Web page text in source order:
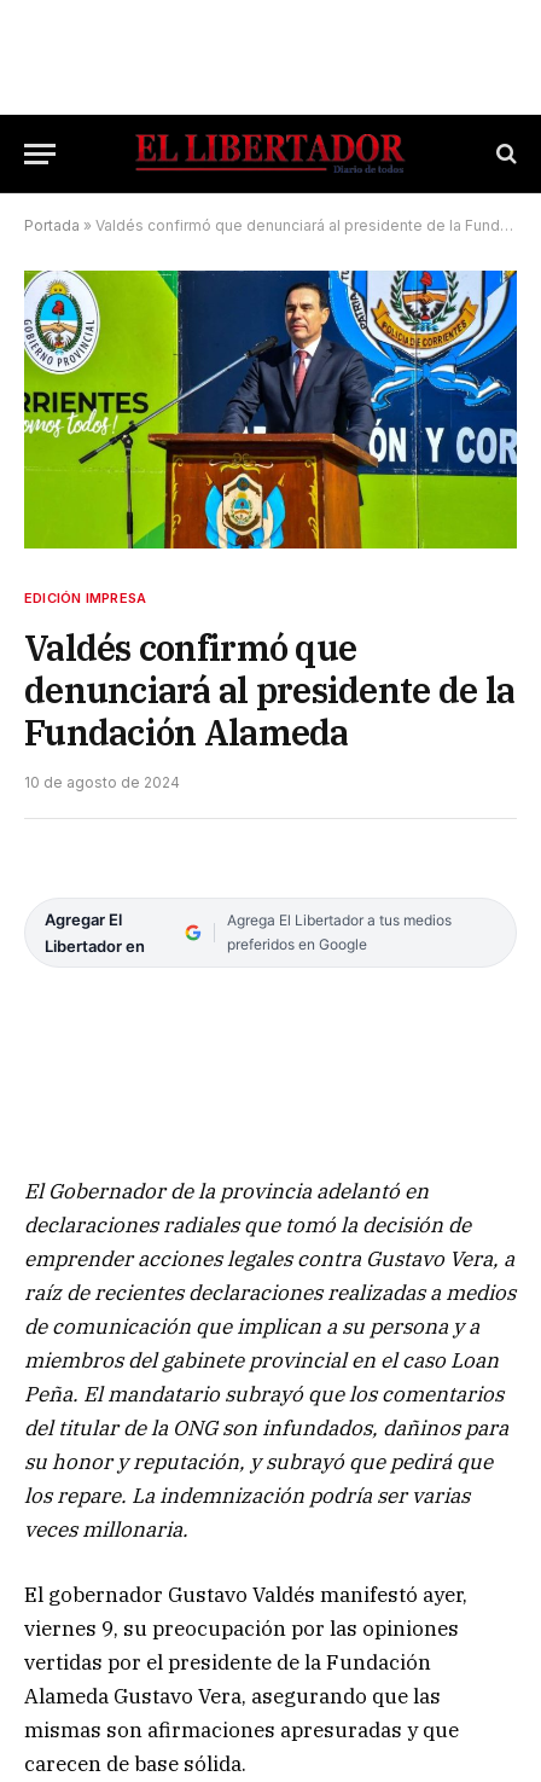
Portada » Valdés confirmó que denunciará al presidente de la Fundación Alameda
EDICIÓN IMPRESA
Valdés confirmó que
denunciará al presidente de la
Fundación Alameda
10 de agosto de 2024
Agregar El
Libertador en
Agrega El Libertador a tus medios
preferidos en Google
El Gobernador de la provincia adelantó en
declaraciones radiales que tomó la decisión de
emprender acciones legales contra Gustavo Vera, a
raíz de recientes declaraciones realizadas a medios
de comunicación que implican a su persona y a
miembros del gabinete provincial en el caso Loan
Peña. El mandatario subrayó que los comentarios
del titular de la ONG son infundados, dañinos para
su honor y reputación, y subrayó que pedirá que
los repare. La indemnización podría ser varias
veces millonaria.
El gobernador Gustavo Valdés manifestó ayer,
viernes 9, su preocupación por las opiniones
vertidas por el presidente de la Fundación
Alameda Gustavo Vera, asegurando que las
mismas son afirmaciones apresuradas y que
carecen de base sólida.